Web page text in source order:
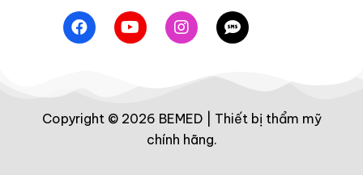
Copyright © 2026 BEMED | Thiết bị thẩm mỹ
chính hãng.